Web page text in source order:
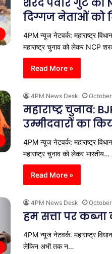
शरद पवार गुट की
दिग्गज नेताओं को
4PM न्यूज नेटवर्क: महाराष्ट्र
महाराष्ट्र चुनाव को लेकर NCP
Read More »
4PM News Desk
महाराष्ट्र चुनाव:
उम्मीदवारों का
4PM न्यूज नेटवर्क: महाराष्ट्र
महाराष्ट्र चुनाव को लेकर भारतीय…
Read More »
4PM News Desk
हम सत्ता पर
4PM न्यूज नेटवर्क: महाराष्ट्र
लेकिन अभी तक न…